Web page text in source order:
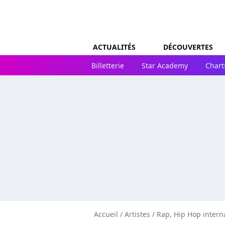
ACTUALITÉS
DÉCOUVERTES
Billetterie
Star Academy
Accueil / Artistes / Rap, Hip Hop